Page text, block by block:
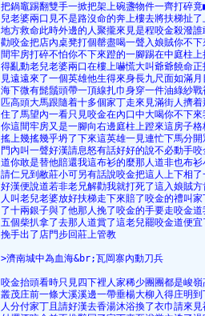
把鍋竈踢翻雙手一掀把架上碗盞物件一齊打碎
兒老婆兩口見不是路沒命的奔上樓去將扶梯扯
地方救命此時外邊的人聚攏來見是程咬金殺潑
勸咬金把店內桌凳打個罄盡喝一聲入娘賊你不
間牢房打碎不怕你不下來蹬的一腳踢在中庭柱
得亂動老兒老婆兩口在樓上嚇慌大叫爺爺饒命
見遠遠來了一個英雄他生得來身長九尺面如滿
海下微有髭鬚頭帶一頂線扎巾身穿一件油綠紗
匹高頭大馬跟隨着十多個家丁走來見滿街人擠
住了馬望內一看只見咬金在內口中大喝你不下
你這間牢房又是一腳向右邊庭柱上蹬來這房子
搖上幾搖幾乎坍了下來這英雄一見連忙下馬分
門內叫一聲好漢請息怒有話好好的說不必動手
道你敢是替他賠還我這布衫的麼那人道非也布
請仁兄到敝莊小可另有話說咬金把這人上下相
好漢便說道若非老兄解勸我就打死了這入娘賊
人叫老兒老婆放好扶梯走下來賠了咬金的禮叫
了十兩銀子與了他那人挽了咬金的手要走咬金
五個柴扒拿了去那人道賞了這老兒罷咬金道便
挽手出了店門步回莊上管教
>濟南城中為血海&br;瓦岡寨內動刀兵
咬金抬頭看時只見四下裡人家稀少團團都是峻
叢茂庄前一條大溪溪邊一帶垂楊大柳入得庄明
人分付家丁且請好漢去香湯沐浴換了衣巾請來